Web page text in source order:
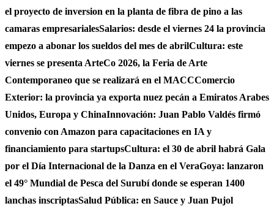
el proyecto de inversion en la planta de fibra de pino a las
camaras empresarialesSalarios: desde el viernes 24 la provincia
empezo a abonar los sueldos del mes de abrilCultura: este
viernes se presenta ArteCo 2026, la Feria de Arte
Contemporaneo que se realizará en el MACCComercio
Exterior: la provincia ya exporta nuez pecán a Emiratos Arabes
Unidos, Europa y ChinaInnovación: Juan Pablo Valdés firmó
convenio con Amazon para capacitaciones en IA y
financiamiento para startupsCultura: el 30 de abril habrá Gala
por el Día Internacional de la Danza en el VeraGoya: lanzaron
el 49° Mundial de Pesca del Surubí donde se esperan 1400
lanchas inscriptasSalud Pública: en Sauce y Juan Pujol